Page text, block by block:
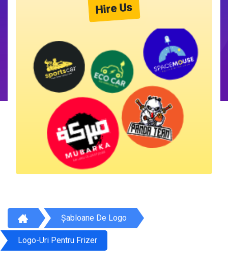
Hire Us
Șabloane De Logo
Logo-Uri Pentru Frizer